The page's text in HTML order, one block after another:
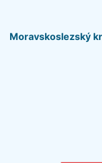
Moravskoslezský